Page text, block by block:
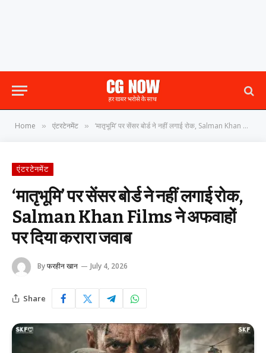
Home » एंटरटेनमेंट » ‘मातृभूमि’ पर सेंसर बोर्ड ने नहीं लगाई रोक, Salman Khan Films ने अफवाहों पर दिया करारा जवाब
एंटरटेनमेंट
‘मातृभूमि’ पर सेंसर बोर्ड ने नहीं लगाई रोक,
Salman Khan Films ने अफवाहों
पर दिया करारा जवाब
Byफरहीन खान July 4, 2026
Share